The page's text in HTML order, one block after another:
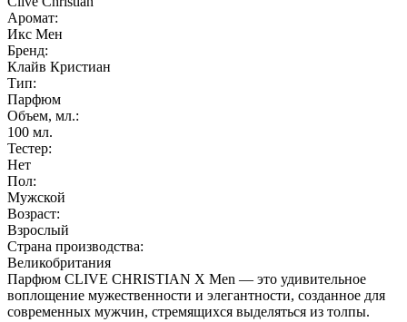
Аромат:
Икс Мен
Бренд:
Клайв Кристиан
Тип:
Парфюм
Объем, мл.:
100 мл.
Тестер:
Нет
Пол:
Мужской
Возраст:
Взрослый
Страна производства:
Великобритания
Парфюм CLIVE CHRISTIAN X Men — это удивительное
воплощение мужественности и элегантности, созданное для
современных мужчин, стремящихся выделяться из толпы.